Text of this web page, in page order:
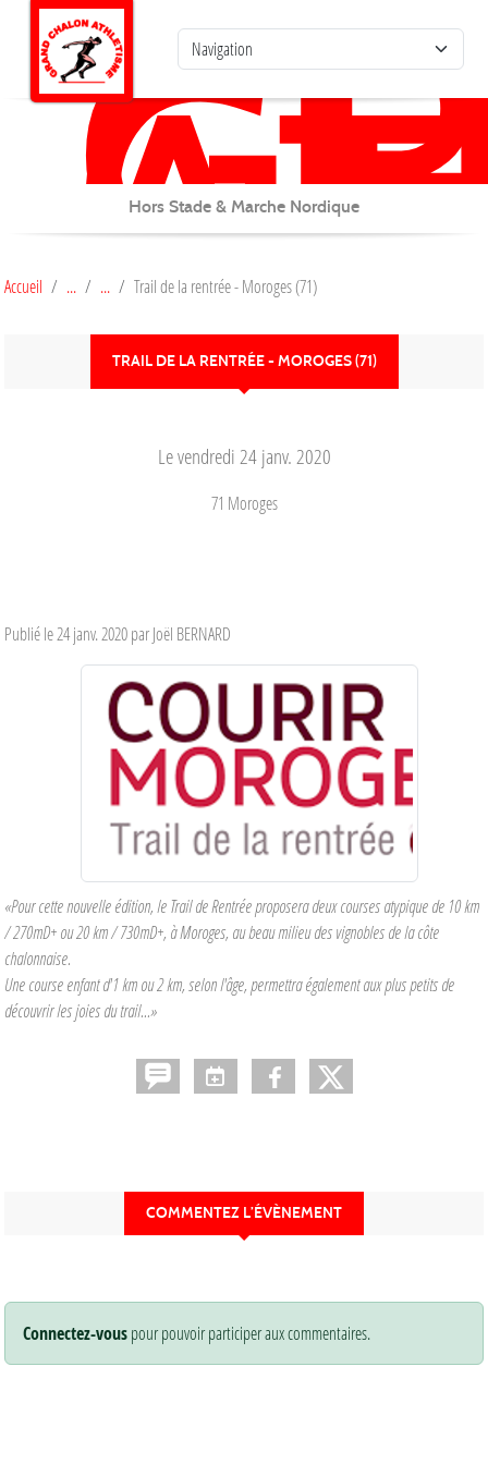
Hors Stade & Marche Nordique
Accueil Trail de la rentrée - Moroges (71)
TRAIL DE LA RENTRÉE - MOROGES (71)
Levendredi 24 janv. 2020
71 Moroges
Publié le24 janv. 2020par Joël BERNARD
«Pour cette nouvelle édition, le Trail de Rentrée proposera deux courses atypique de 10 km
/ 270mD+ ou 20 km / 730mD+, à Moroges, au beau milieu des vignobles de la côte
chalonnaise.
Une course enfant d'1 km ou 2 km, selon l'âge, permettra également aux plus petits de
découvrir les joies du trail...»
COMMENTEZ L’ÉVÈNEMENT
Connectez-vouspour pouvoir participer aux commentaires.
Panneau de gestion des cookies